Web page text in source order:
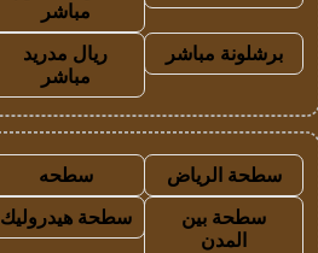
مباشر
برشلونة مباشر
ريال مدريد
مباشر
سطحة الرياض سطحه
سطحة بين
المدن
سطحة هيدروليك